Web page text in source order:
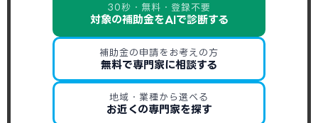
30秒・無料・登録不要
対象の補助金をAIで診断する
補助金の申請をお考えの方
無料で専門家に相談する
地域・業種から選べる
お近くの専門家を探す